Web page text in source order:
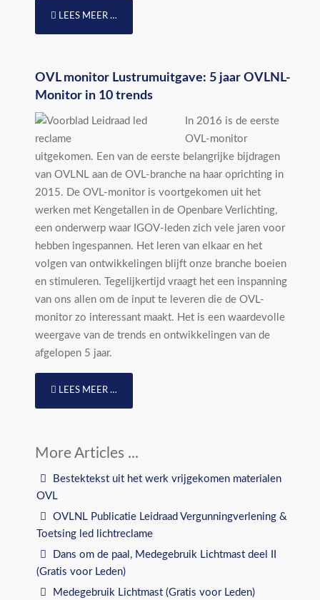
LEES MEER …
OVL monitor Lustrumuitgave: 5 jaar OVLNL-
Monitor in 10 trends
In 2016 is de eerste
OVL-monitor
uitgekomen. Een van de eerste belangrijke bijdragen
van OVLNL aan de OVL-branche na haar oprichting in
2015. De OVL-monitor is voortgekomen uit het
werken met Kengetallen in de Openbare Verlichting,
een onderwerp waar IGOV-leden zich vele jaren voor
hebben ingespannen. Het leren van elkaar en het
volgen van ontwikkelingen blijft onze branche boeien
en stimuleren. Tegelijkertijd vraagt het een inspanning
van ons allen om de input te leveren die de OVL-
monitor zo interessant maakt. Het is een waardevolle
weergave van de trends en ontwikkelingen van de
afgelopen 5 jaar.
LEES MEER …
Bestektekst uit het werk vrijgekomen materialen
OVL
OVLNL Publicatie Leidraad Vergunningverlening &
Toetsing led lichtreclame
Dans om de paal, Medegebruik Lichtmast deel II
(Gratis voor Leden)
Medegebruik Lichtmast (Gratis voor Leden)